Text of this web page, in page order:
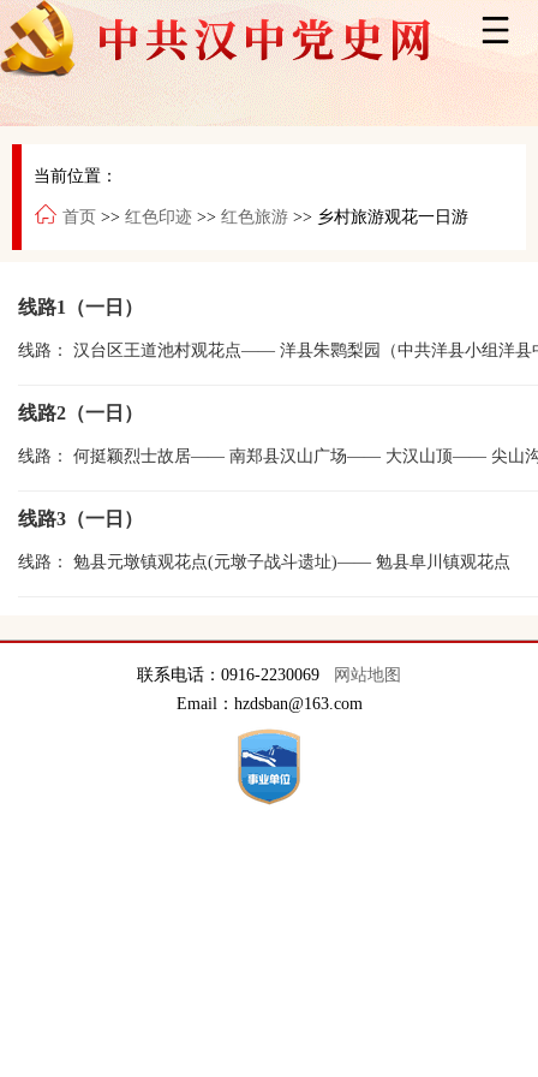
当前位置：
首页 >> 红色印迹 >> 红色旅游 >> 乡村旅游观花一日游
线路1（一日）
线路： 汉台区王道池村观花点—— 洋县朱鹮梨园（中共洋县小组洋县
线路2（一日）
线路： 何挺颖烈士故居—— 南郑县汉山广场—— 大汉山顶—— 尖山
线路3（一日）
线路： 勉县元墩镇观花点(元墩子战斗遗址)—— 勉县阜川镇观花点
联系电话：0916-2230069
网站地图
Email：hzdsban@163.com